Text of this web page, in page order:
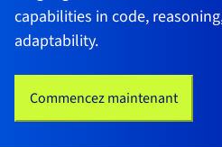
capabilities in code,
adaptability.
Commencez maintenant